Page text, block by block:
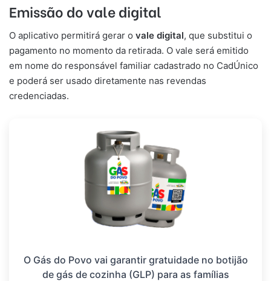
Emissão do vale digital
O aplicativo permitirá gerar o vale digital, que substitui o
pagamento no momento da retirada. O vale será emitido
em nome do responsável familiar cadastrado no CadÚnico
e poderá ser usado diretamente nas revendas
credenciadas.
O Gás do Povo vai garantir gratuidade no botijão
de gás de cozinha (GLP) para as famílias